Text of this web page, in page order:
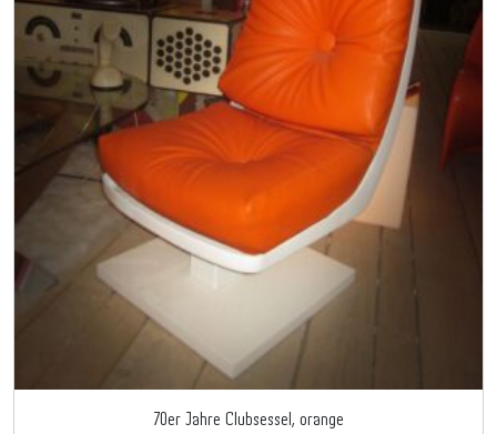
70er Jahre Clubsessel, orange